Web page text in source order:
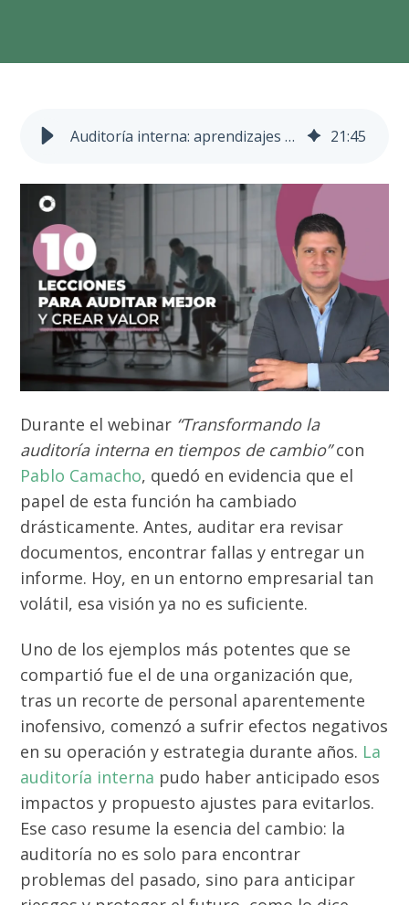
Auditoría interna: aprendizajes para crear valor en tiempos de cambio 21:45
Durante el webinar “Transformando la
auditoría interna en tiempos de cambio”con
Pablo Camacho, quedó en evidencia que el
papel de esta función ha cambiado
drásticamente. Antes, auditar era revisar
documentos, encontrar fallas y entregar un
informe. Hoy, en un entorno empresarial tan
volátil, esa visión ya no es suficiente.
Uno de los ejemplos más potentes que se
compartió fue el de una organización que,
tras un recorte de personal aparentemente
inofensivo, comenzó a sufrir efectos negativos
en su operación y estrategia durante años. La
auditoría interna pudo haber anticipado esos
impactos y propuesto ajustes para evitarlos.
Ese caso resume la esencia del cambio: la
auditoría no es solo para encontrar
problemas del pasado, sino para anticipar